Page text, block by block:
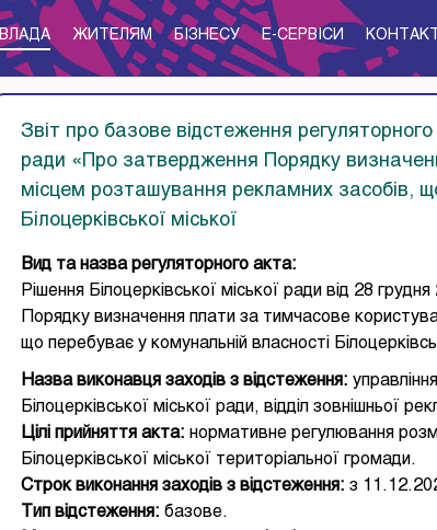
ВЛАДА ЖИТЕЛЯМ БІЗНЕСУ E-CЕРВІСИ
Звіт про базове відстеження регуляторного
ради «Про затвердження Порядку
місцем розташування рекламних засобів,
Білоцерківської міської
Вид та назва регуляторного акта:
Рішення Білоцерківської міської ради від 28
Порядку визначення плати за тимчасове
що перебуває у комунальній власності
Назва виконавця заходів з відстеження:
Білоцерківської міської ради, відділ зовнішньої
Цілі прийняття акта: нормативне регулювання
Білоцерківської міської територіальної громади.
Строк виконання заходів з відстеження: з
Тип відстеження: базове.